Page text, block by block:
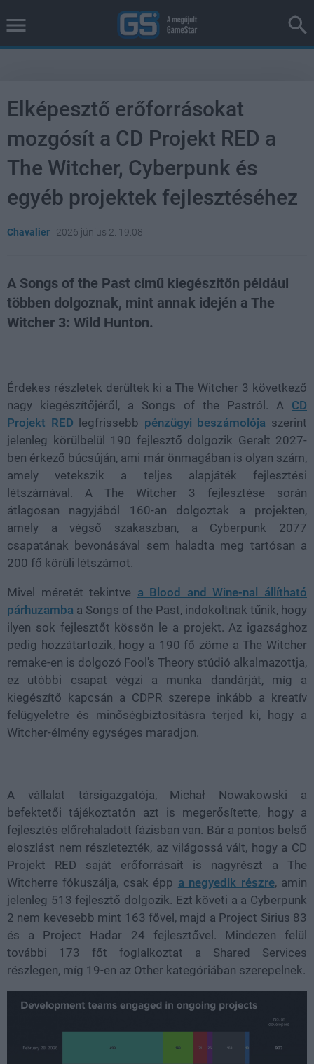
Elképesztő erőforrásokat
mozgósít a CD Projekt RED a
The Witcher, Cyberpunk és
egyéb projektek fejlesztéséhez
Chavalier | 2026 június 2. 19:08
A Songs of the Past című kiegészítőn például
többen dolgoznak, mint annak idején a The
Witcher 3: Wild Hunton.
Érdekes részletek derültek ki a The Witcher 3 következő
nagy kiegészítőjéről, a Songs of the Pastról. A CD
Projekt RED legfrissebb pénzügyi beszámolója szerint
jelenleg körülbelül 190 fejlesztő dolgozik Geralt 2027-
ben érkező búcsúján, ami már önmagában is olyan szám,
amely vetekszik a teljes alapjáték fejlesztési
létszámával. A The Witcher 3 fejlesztése során
átlagosan nagyjából 160-an dolgoztak a projekten,
amely a végső szakaszban, a Cyberpunk 2077
csapatának bevonásával sem haladta meg tartósan a
200 fő körüli létszámot.
Mivel méretét tekintve a Blood and Wine-nal állítható
párhuzamba a Songs of the Past, indokoltnak tűnik, hogy
ilyen sok fejlesztőt kössön le a projekt. Az igazsághoz
pedig hozzátartozik, hogy a 190 fő zöme a The Witcher
remake-en is dolgozó Fool's Theory stúdió alkalmazottja,
ez utóbbi csapat végzi a munka dandárját, míg a
kiegészítő kapcsán a CDPR szerepe inkább a kreatív
felügyeletre és minőségbiztosításra terjed ki, hogy a
Witcher-élmény egységes maradjon.
A vállalat társigazgatója, Michał Nowakowski a
befektetői tájékoztatón azt is megerősítette, hogy a
fejlesztés előrehaladott fázisban van. Bár a pontos belső
eloszlást nem részletezték, az világossá vált, hogy a CD
Projekt RED saját erőforrásait is nagyrészt a The
Witcherre fókuszálja, csak épp a negyedik részre, amin
jelenleg 513 fejlesztő dolgozik. Ezt követi a a Cyberpunk
2 nem kevesebb mint 163 fővel, majd a Project Sirius 83
és a Project Hadar 24 fejlesztővel. Mindezen felül
további 173 főt foglalkoztat a Shared Services
részlegen, míg 19-en az Other kategóriában szerepelnek.